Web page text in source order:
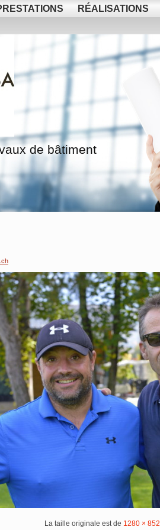
RÉALISATIONS
de bâtiment
La taille originale est de 1280 × 852